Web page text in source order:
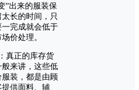
”出来的服装保
太长的时间，只
一完成就会低于
价处理。
真正的库存货
般来讲，这些低
服装，都是由顾
提供面料、辅